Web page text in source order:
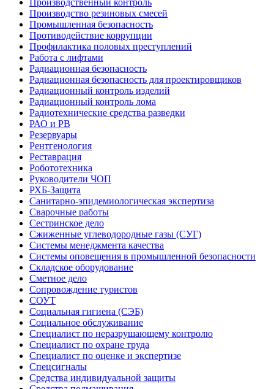
Производственный контроль
Производство резиновых смесей
Промышленная безопасность
Противодействие коррупции
Профилактика половых преступлений
Работа с лифтами
Радиационная безопасность
Радиационная безопасность для проектировщиков
Радиационный контроль изделий
Радиационный контроль лома
Радиотехнические средства разведки
РАО и РВ
Резервуары
Рентгенология
Реставрация
Робототехника
Руководители ЧОП
РХБ-Защита
Санитарно-эпидемиологическая экспертиза
Сварочные работы
Сестринское дело
Сжиженные углеводородные газы (СУГ)
Системы менеджмента качества
Системы оповещения в промышленной безопасности
Складское оборудование
Сметное дело
Сопровождение туристов
СОУТ
Социальная гигиена (СЭБ)
Социальное обслуживание
Специалист по неразрушающему контролю
Специалист по охране труда
Специалист по оценке и экспертизе
Спецсигналы
Средства индивидуальной защиты